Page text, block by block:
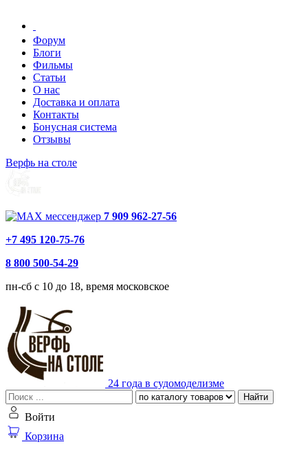
Форум
Блоги
Фильмы
Статьи
О нас
Доставка и оплата
Контакты
Бонусная система
Отзывы
Верфь на столе
7 909 962-27-56
+7 495 120-75-76
8 800 500-54-29
пн-сб с 10 до 18, время московское
24 года в судомоделизме
Найти
Войти
Корзина